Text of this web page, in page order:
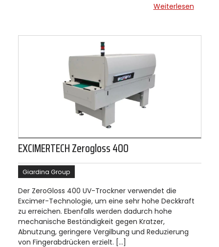
Weiterlesen
EXCIMERTECH Zerogloss 400
Giardina Group
Der ZeroGloss 400 UV-Trockner verwendet die
Excimer-Technologie, um eine sehr hohe Deckkraft
zu erreichen. Ebenfalls werden dadurch hohe
mechanische Beständigkeit gegen Kratzer,
Abnutzung, geringere Vergilbung und Reduzierung
von Fingerabdrücken erzielt. […]